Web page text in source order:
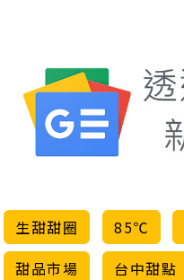
生甜甜圈 85℃
甜品市場
台中甜點